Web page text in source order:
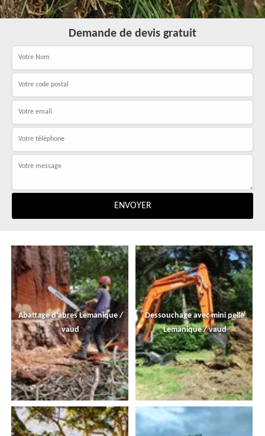
Demande de devis gratuit
Abattage d'abres Lemanique /
vaud
Dessouchage avec mini pelle
Lemanique / vaud